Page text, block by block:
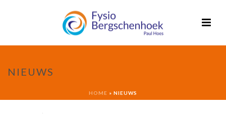
NIEUWS
HOME » NIEUWS